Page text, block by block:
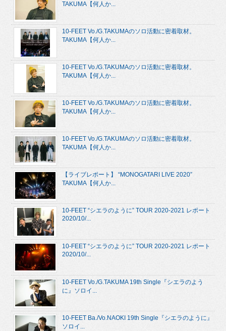
TAKUMA【何人か...
10-FEET Vo./G.TAKUMAのソロ活動に密着取材。
TAKUMA【何人か...
10-FEET Vo./G.TAKUMAのソロ活動に密着取材。
TAKUMA【何人か...
10-FEET Vo./G.TAKUMAのソロ活動に密着取材。
TAKUMA【何人か...
10-FEET Vo./G.TAKUMAのソロ活動に密着取材。
TAKUMA【何人か...
【ライブレポート】 “MONOGATARI LIVE 2020”
TAKUMA【何人か...
10-FEET “シエラのように” TOUR 2020-2021 レポート
2020/10/...
10-FEET “シエラのように” TOUR 2020-2021 レポート
2020/10/...
10-FEET Vo./G.TAKUMA 19th Single『シエラのよう
に』ソロイ...
10-FEET Ba./Vo.NAOKI 19th Single『シエラのように』
ソロイ...